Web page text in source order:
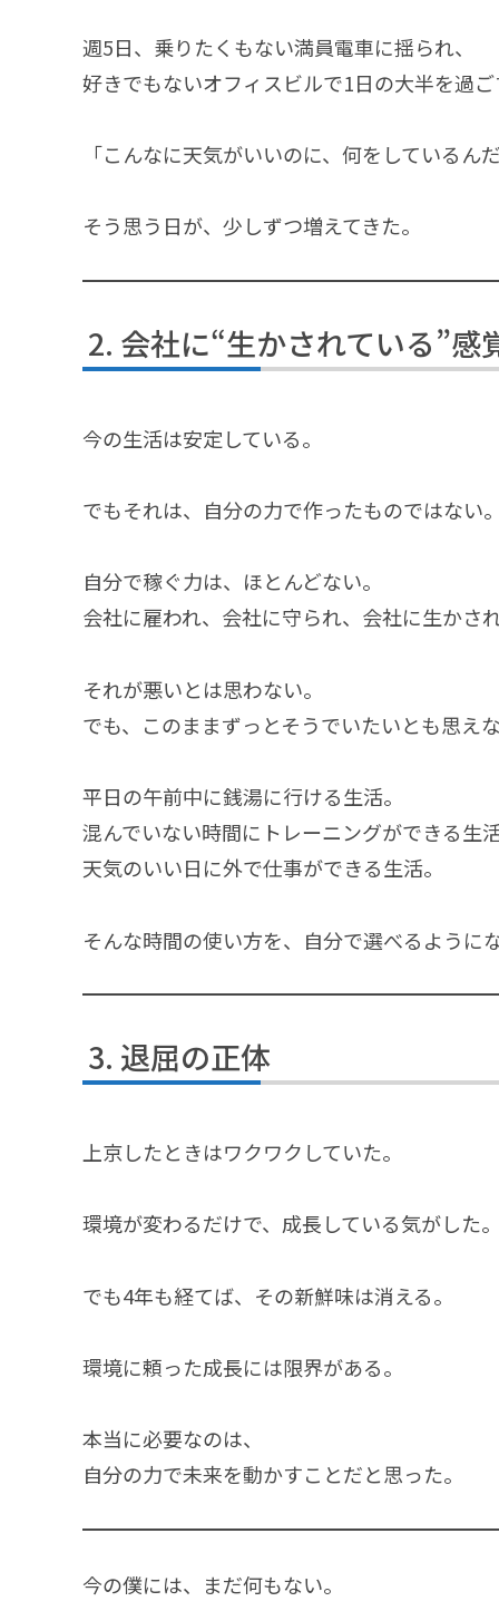
週5日、乗りたくもない満員電車に揺られ、
好きでもないオフィスビルで1日の大半を過ご
「こんなに天気がいいのに、何をしているんだ
そう思う日が、少しずつ増えてきた。
会社に“生かされている”感
今の生活は安定している。
でもそれは、自分の力で作ったものではない。
自分で稼ぐ力は、ほとんどない。
会社に雇われ、会社に守られ、会社に生かされ
それが悪いとは思わない。
でも、このままずっとそうでいたいとも思えな
平日の午前中に銭湯に行ける生活。
混んでいない時間にトレーニングができる生活
天気のいい日に外で仕事ができる生活。
そんな時間の使い方を、自分で選べるように
退屈の正体
上京したときはワクワクしていた。
環境が変わるだけで、成長している気がした。
でも4年も経てば、その新鮮味は消える。
環境に頼った成長には限界がある。
本当に必要なのは、
自分の力で未来を動かすことだと思った。
今の僕には、まだ何もない。